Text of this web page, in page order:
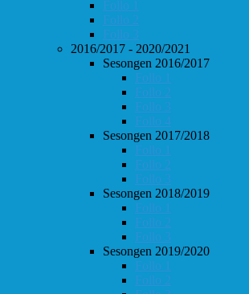
Follo 1
Follo 2
Follo 3
2016/2017 - 2020/2021
Sesongen 2016/2017
Follo 1
Follo 2
Follo 3
Follo 4
Sesongen 2017/2018
Follo 1
Follo 2
Follo 3
Sesongen 2018/2019
Follo 1
Follo 2
Follo 3
Sesongen 2019/2020
Follo 1
Follo 2